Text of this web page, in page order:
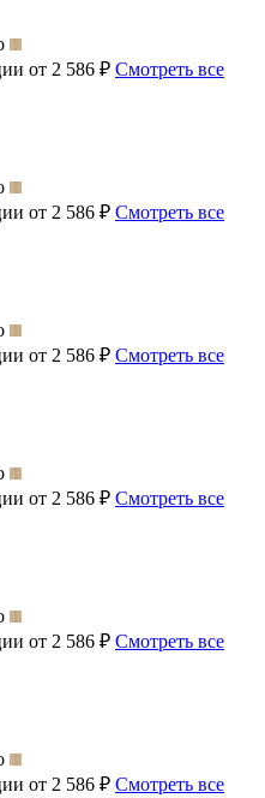
от 2 586 ₽ Смотреть все
от 2 586 ₽ Смотреть все
от 2 586 ₽ Смотреть все
от 2 586 ₽ Смотреть все
от 2 586 ₽ Смотреть все
от 2 586 ₽ Смотреть все